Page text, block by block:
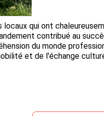
qui ont
contribué au
du monde
et de l'échange